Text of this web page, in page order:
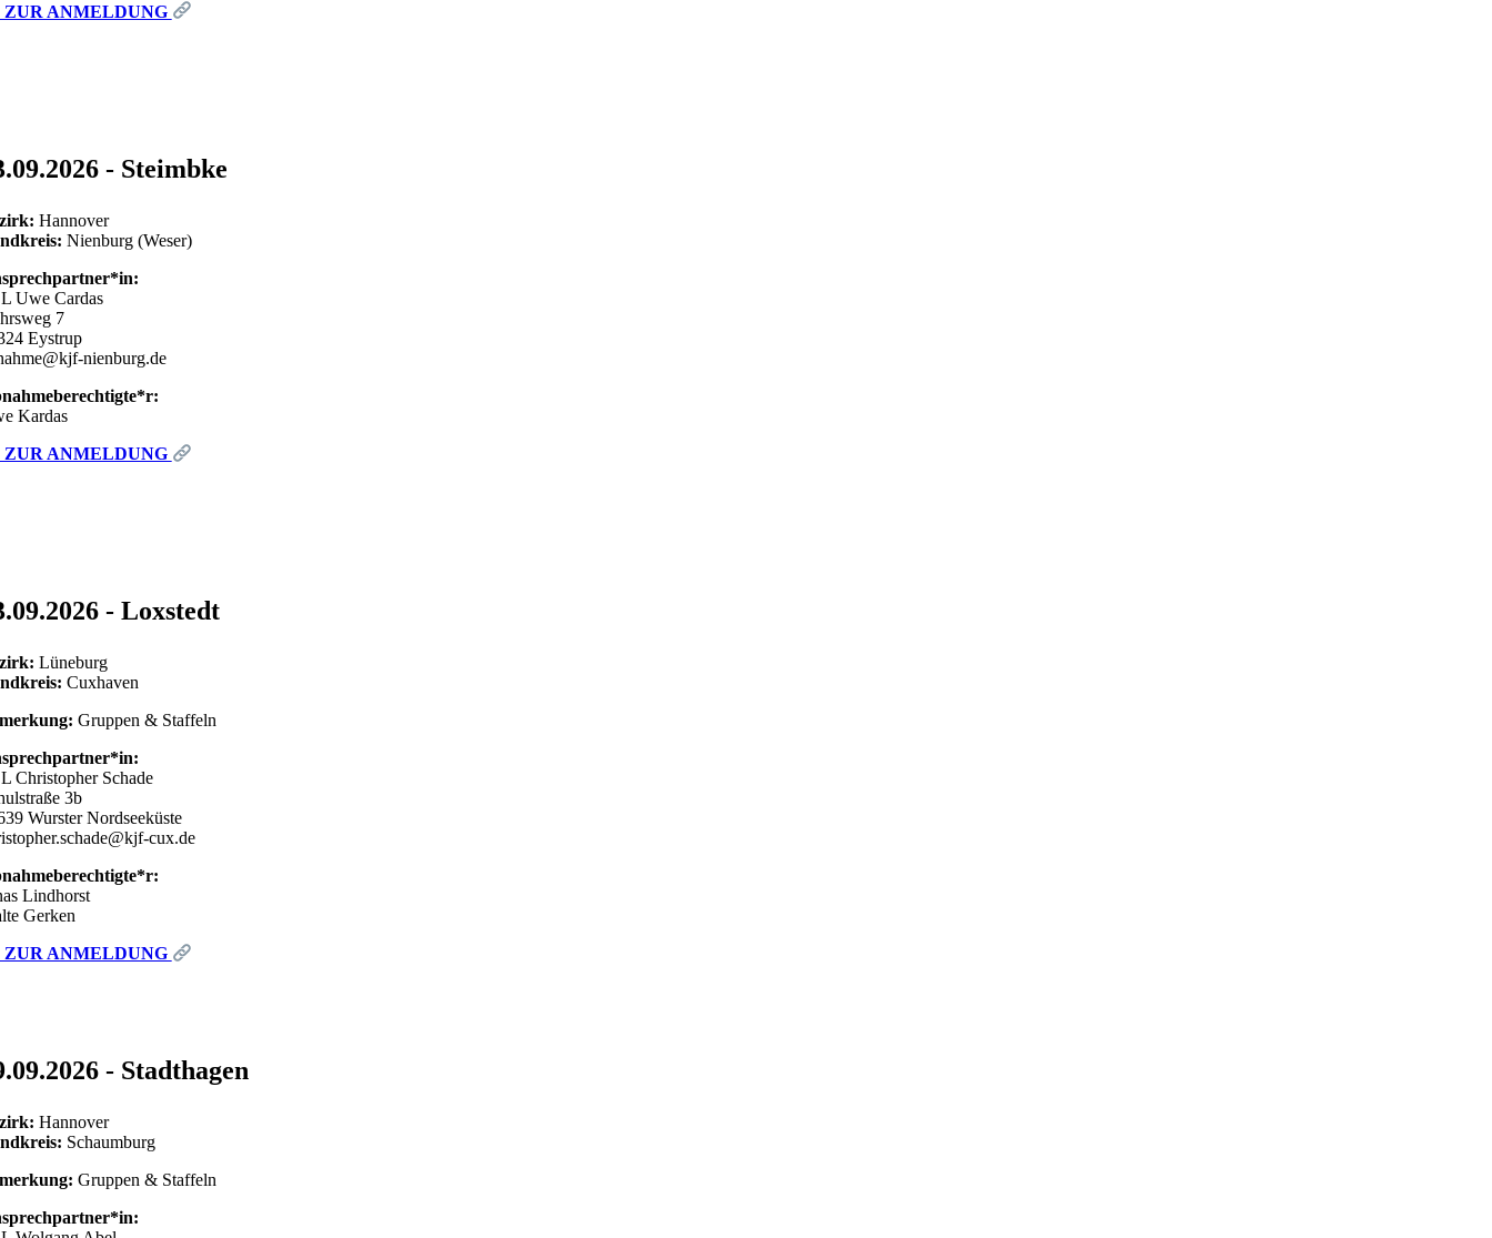
ZUR ANMELDUNG
- Steimbke
Hannover
Nienburg (Weser)
Uwe Cardas
7
Eystrup
nienburg.de
Kardas
ZUR ANMELDUNG
- Loxstedt
Lüneburg
Cuxhaven
Gruppen & Staffeln
Christopher Schade
3b
Wurster Nordseeküste
cux.de
Lindhorst
Gerken
ZUR ANMELDUNG
- Stadthagen
Hannover
Schaumburg
Gruppen & Staffeln